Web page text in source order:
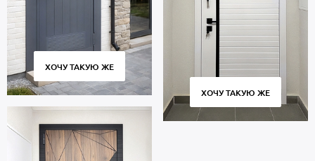
ХОЧУ ТАКУЮ ЖЕ
ХОЧУ ТАКУЮ ЖЕ